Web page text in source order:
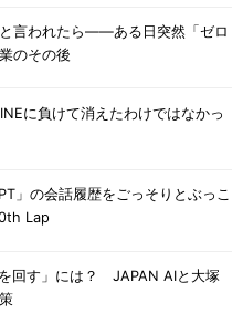
と言われたら――ある日突然「ゼロ
のその後
に負けて消えたわけではなかっ
」の会話履歴をごっそりとぶっこ
Lap
回す」には？ JAPAN AIと大塚